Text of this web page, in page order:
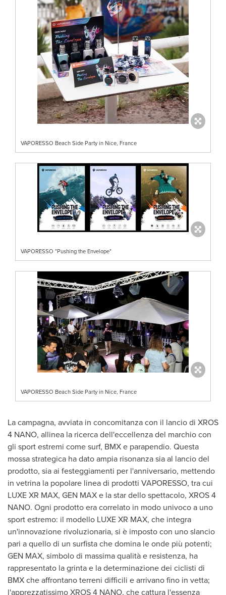
VAPORESSO Beach Side Party in Nice, France
VAPORESSO "Pushing the Envelope"
VAPORESSO Beach Side Party in Nice, France
La campagna, avviata in concomitanza con il lancio di XROS
4 NANO, allinea la ricerca dell'eccellenza del marchio con
gli sport estremi come surf, BMX e parapendio. Questa
mossa strategica ha dato ampia risonanza sia al lancio del
prodotto, sia ai festeggiamenti per l'anniversario, mettendo
in vetrina la popolare linea di prodotti VAPORESSO, tra cui
LUXE XR MAX, GEN MAX e la star dello spettacolo, XROS 4
NANO. Ogni prodotto era correlato in modo univoco a uno
sport estremo: il modello LUXE XR MAX, che integra
un'innovazione rivoluzionaria, si è imposto con uno slancio
pari a quello di un surfista che domina le onde più potenti;
GEN MAX, simbolo di massima qualità e resistenza, ha
rappresentato la grinta e la determinazione dei ciclisti di
BMX che affrontano terreni difficili e arrivano fino in vetta;
l'apprezzatissimo XROS 4 NANO, che cattura l'essenza